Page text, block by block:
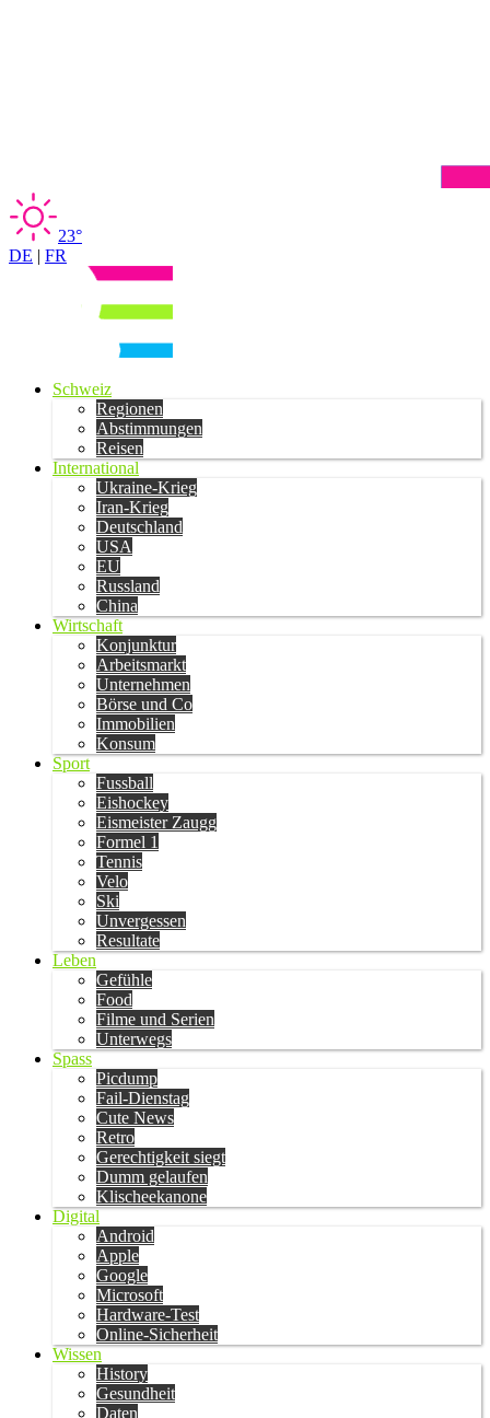
23°
DE | FR
Schweiz
Regionen
Abstimmungen
Reisen
International
Ukraine-Krieg
Iran-Krieg
Deutschland
USA
EU
Russland
China
Wirtschaft
Konjunktur
Arbeitsmarkt
Unternehmen
Börse und Co
Immobilien
Konsum
Sport
Fussball
Eishockey
Eismeister Zaugg
Formel 1
Tennis
Velo
Ski
Unvergessen
Resultate
Leben
Gefühle
Food
Filme und Serien
Unterwegs
Spass
Picdump
Fail-Dienstag
Cute News
Retro
Gerechtigkeit siegt
Dumm gelaufen
Klischeekanone
Digital
Android
Apple
Google
Microsoft
Hardware-Test
Online-Sicherheit
Wissen
History
Gesundheit
Daten